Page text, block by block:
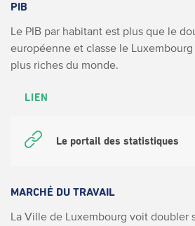
PIB
Le PIB par habitant est plus que le
européenne et classe le
plus riches du monde.
LIEN
Le portail des statistiques
MARCHÉ DU TRAVAIL
La Ville de Luxembourg voit doubler